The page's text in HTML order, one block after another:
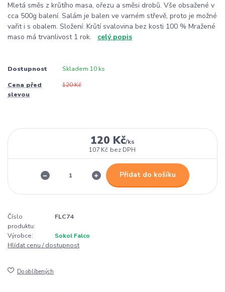
Mletá směs z krůtího masa, ořezu a směsi drobů. Vše obsažené v
cca 500g balení. Salám je balen ve varném střevě, proto je možné
vařit i s obalem. Složení: Krůtí svalovina bez kosti 100 % Mražené
maso má trvanlivost 1 rok. celý popis
Dostupnost Skladem 10 ks
Cena před
slevou
120 Kč
120 Kč/ks
107 Kč bez DPH
Přidat do košíku
Číslo
produktu:
FLC74
Výrobce:
Sokol Falco
Hlídat cenu / dostupnost
Do oblíbených